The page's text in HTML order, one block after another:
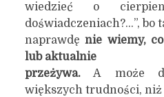
wiedzieć o
doświadczeniach?…”, bo
naprawdęnie wiemy,
lub aktualnie
przeżywa.A może
większych trudności, niż